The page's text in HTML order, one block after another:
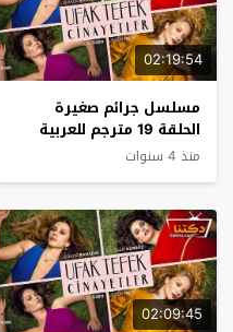
02:19:54
مسلسل جرائم صغيرة
الحلقة 19 مترجم للعربية
منذ 4 سنوات
02:09:45